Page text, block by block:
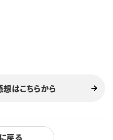
想はこちらから
戻る